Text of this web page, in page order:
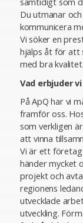
Du utmanar
kommunicera
Vi söker en
hjälps åt för att
med bra kvalitet.
Vad erbjuder vi
På ApQ har vi
framför oss.
som verkligen
att vinna
Vi är ett företag
händer mycket
projekt och
regionens
utvecklade
utveckling.